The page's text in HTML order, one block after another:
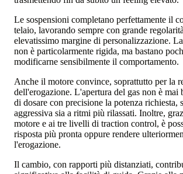
Le sospensioni completano perfettamente il
telaio, lavorando sempre con grande
elevatissimo margine di personalizzazione.
non è particolarmente rigida, ma bastano
modificarne sensibilmente il comportamento.
Anche il motore convince, soprattutto per la
dell'erogazione. L'apertura del gas non è mai
di dosare con precisione la potenza richiesta,
aggressiva sia a ritmi più rilassati. Inoltre,
motore e ai tre livelli di traction control, è
risposta più pronta oppure rendere
l'erogazione.
Il cambio, con rapporti più distanziati,